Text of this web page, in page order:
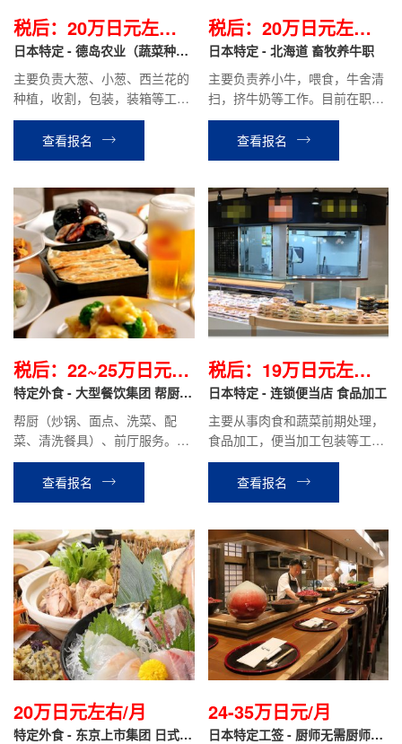
税后：20万日元左右/
月
日本特定 - 德岛农业（蔬菜种
主要负责大葱、小葱、西兰花的
种植，收割，包装，装箱等工
作，时给1000日元，定期加薪，
目前在职前辈平均到手工资约20
万日元。
查看报名
税后：20万日元左右/
月
日本特定 - 北海道 畜牧养牛职
主要负责养小牛，喂食，牛舍清
扫，挤牛奶等工作。目前在职人
员平均到手工资20万日元左右。
查看报名
税后：22~25万日元左
右/月
特定外食 - 大型餐饮集团 帮厨/
帮厨（炒锅、面点、洗菜、配
菜、清洗餐具）、前厅服务。时
给不低于1072日元，提供工作
餐，到手工资22万~25万日元左
右；面点、炒锅技术好的更高，
查看报名
税后：19万日元左右/
月
日本特定 - 连锁便当店 食品加工
主要从事肉食和蔬菜前期处理，
食品加工，便当加工包装等工
作。目前在职前辈平均到手工资
19万日元左右。
查看报名
20万日元左右/月
特定外食 - 东京上市集团 日式居
24-35万日元/月
日本特定工签 - 厨师无需厨师证